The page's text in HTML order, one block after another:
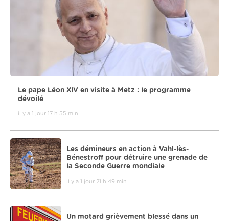
Le pape Léon XIV en visite à Metz : le programme
dévoilé
il y a 1 jour 17 h 55 min
Les démineurs en action à Vahl-lès-
Bénestroff pour détruire une grenade de
la Seconde Guerre mondiale
il y a 1 jour 21 h 49 min
Un motard grièvement blessé dans un